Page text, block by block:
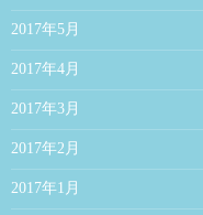
2017年5月
2017年4月
2017年3月
2017年2月
2017年1月